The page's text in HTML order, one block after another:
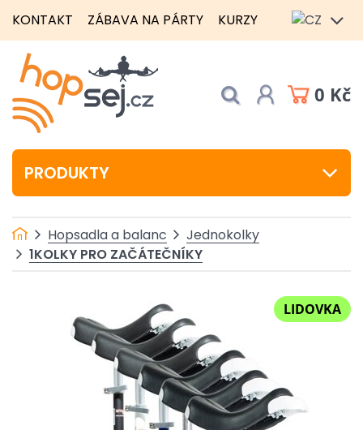
KONTAKT ZÁBAVA NA PÁRTY KURZY
0 Kč
PRODUKTY
Hopsadla a balanc
Jednokolky
1KOLKY PRO ZAČÁTEČNÍKY
LIDOVKA